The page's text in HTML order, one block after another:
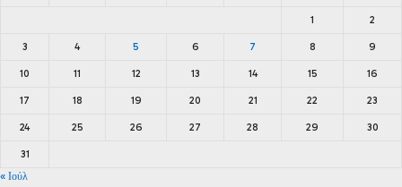
1 2
3 4 5 6 7 8 9
10 11 12 13 14 15 16
17 18 19 20 21 22 23
24 25 26 27 28 29 30
31
« Ιούλ